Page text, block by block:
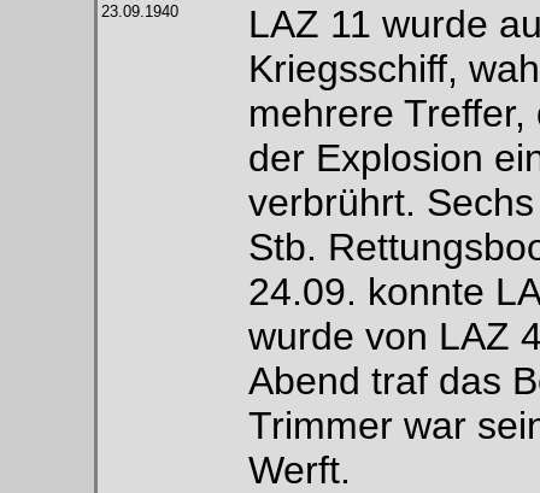
23.09.1940
LAZ 11 wurde
Kriegsschiff,
mehrere
der Explosion
verbrührt.
Stb.
24.09. konnte
wurde von LAZ
Abend traf das
Trimmer war
Werft.